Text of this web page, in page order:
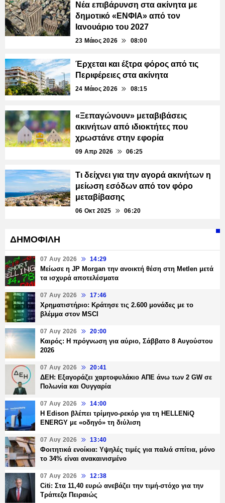
Νέα επιβάρυνση στα ακίνητα με
δημοτικό «ΕΝΦΙΑ» από τον
Ιανουάριο του 2027
23 Μάιος 2026 08:00
Έρχεται και έξτρα φόρος από τις
Περιφέρειες στα ακίνητα
24 Μάιος 2026 08:15
«Ξεπαγώνουν» μεταβιβάσεις
ακινήτων από ιδιοκτήτες που
χρωστάνε στην εφορία
09 Απρ 2026 06:25
Τι δείχνει για την αγορά ακινήτων η
μείωση εσόδων από τον φόρο
μεταβίβασης
06 Οκτ 2025 06:20
ΔΗΜΟΦΙΛΗ
07 Αυγ 2026 14:29
Μείωσε η JP Morgan την ανοικτή θέση στη Metlen μετά
τα ισχυρά αποτελέσματα
07 Αυγ 2026 17:46
Χρηματιστήριο: Κράτησε τις 2.600 μονάδες με το
βλέμμα στον MSCI
07 Αυγ 2026 20:00
Καιρός: Η πρόγνωση για αύριο, Σάββατο 8 Αυγούστου
2026
07 Αυγ 2026 20:41
ΔΕΗ: Εξαγοράζει χαρτοφυλάκιο ΑΠΕ άνω των 2 GW σε
Πολωνία και Ουγγαρία
07 Αυγ 2026 14:00
Η Edison βλέπει τρίμηνο-ρεκόρ για τη HELLENiQ
ENERGY με «οδηγό» τη διύλιση
07 Αυγ 2026 13:40
Φοιτητικά ενοίκια: Υψηλές τιμές για παλιά σπίτια, μόνο
το 34% είναι ανακαινισμένο
07 Αυγ 2026 12:38
Citi: Στα 11,40 ευρώ ανεβάζει την τιμή-στόχο για την
Τράπεζα Πειραιώς